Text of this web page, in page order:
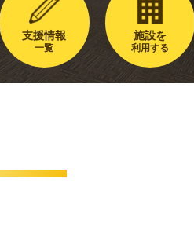
支援情報
一覧
施設を
利用する